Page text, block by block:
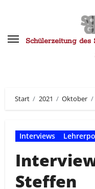
springenSchülerzeitung des
Start 2021 Oktober
Interviews
Steffen